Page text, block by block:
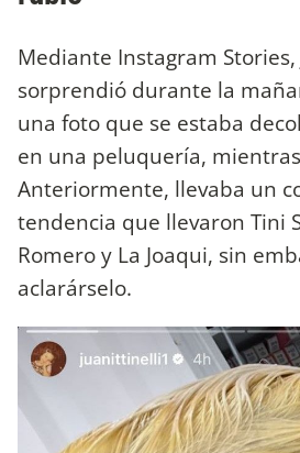
Mediante Instagram Stories,
sorprendió durante la
una foto que se estaba
en una peluquería,
Anteriormente, llevaba un
tendencia que llevaron Tini
Romero y La Joaqui, sin
aclarárselo.